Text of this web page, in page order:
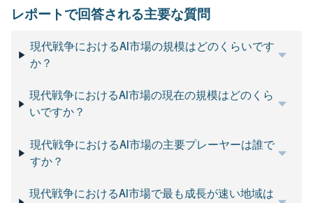
レポートで回答される主要な質問
現代戦争におけるAI市場の規模はどのくらいです
か？
現代戦争におけるAI市場の現在の規模はどのくら
いですか？
現代戦争におけるAI市場の主要プレーヤーは誰で
すか？
現代戦争におけるAI市場で最も成長が速い地域は